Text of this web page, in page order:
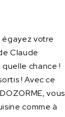
égayez votre
Claude
quelle chance !
! Avec ce
vous
comme à